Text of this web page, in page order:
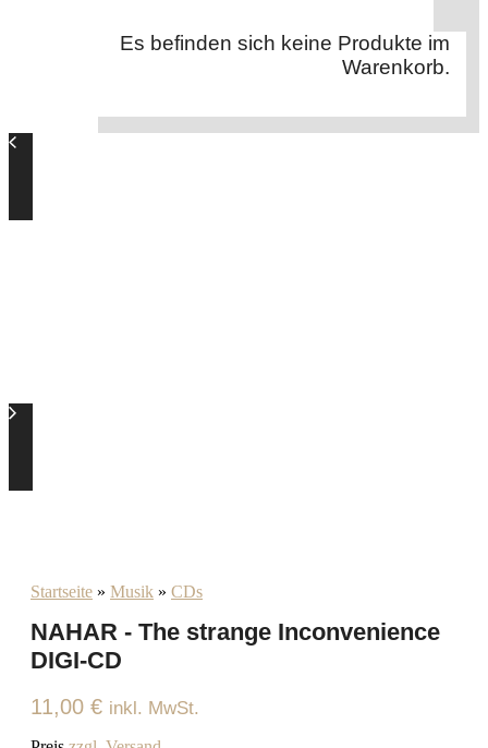
Es befinden sich keine Produkte im
Warenkorb.
Startseite » Musik » CDs
NAHAR - The strange Inconvenience
DIGI-CD
11,00 € inkl. MwSt.